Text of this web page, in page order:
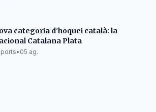
categoria d'hoquei català: la
Catalana Plata
• 05 ag.